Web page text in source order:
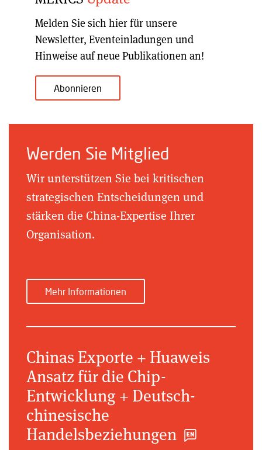
Melden Sie sich hier für unsere
Newsletter, Eventeinladungen und
Hinweise auf neue Publikationen an!
Abonnieren
Werden Sie Mitglied
Wir unterstützen Sie bei kritischen
strategischen Entscheidungen und
stärken die China-Expertise Ihrer
Organisation.
Mehr Informationen
Chinas Exporte + Huaweis
Ansatz für die Chip-
Entwicklung + Deutsch-
chinesische
Handelsbeziehungen